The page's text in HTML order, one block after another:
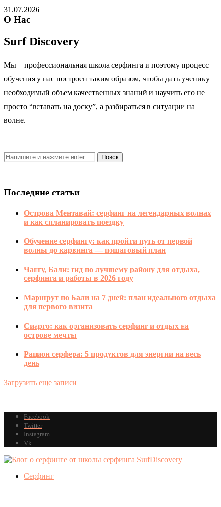
31.07.2026
О Нас
Surf Discovery
Мы – профессиональная школа серфинга и поэтому процесс
обучения у нас построен таким образом, чтобы дать ученику
необходимый объем качественных знаний и научить его не
просто “вставать на доску”, а разбираться в ситуации на
волне.
Последние статьи
Острова Ментавай: серфинг на легендарных волнах
и как спланировать поездку
Обучение серфингу: как пройти путь от первой
волны до карвинга — пошаговый план
Чангу, Бали: гид по лучшему району для отдыха,
серфинга и работы в 2026 году
Маршрут по Бали на 7 дней: план идеального отдыха
для первого визита
Сиарго: как организовать серфинг и отдых на
острове мечты
Рацион серфера: 5 продуктов для энергии на весь
день
Загрузить еще записи
Facebook
Twitter
Instagram
Vk
Серфинг